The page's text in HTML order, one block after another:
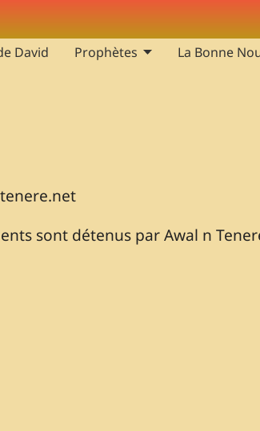
David Prophètes La Bonne
sont détenus par Awal n